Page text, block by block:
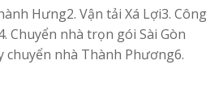
Hưng2. Vận tải Xá Lợi3. Công
Chuyển nhà trọn gói Sài Gòn
chuyển nhà Thành Phương6.